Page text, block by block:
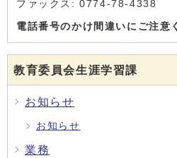
ファックス: 0774-78-4338
電話番号のかけ間違いにご注意
教育委員会生涯学習課
お知らせ
お知らせ
業務